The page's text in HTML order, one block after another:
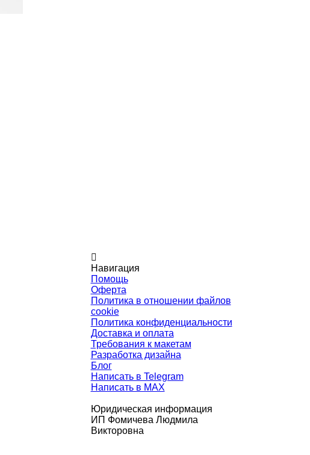
Навигация
Помощь
Оферта
Политика в отношении файлов
cookie
Политика конфиденциальности
Доставка и оплата
Требования к макетам
Разработка дизайна
Блог
Написать в Telegram
Написать в MAX
Юридическая информация
ИП Фомичева Людмила
Викторовна